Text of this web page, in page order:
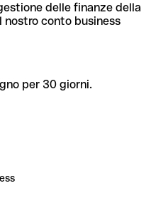
delle finanze della
conto business
per 30 giorni.